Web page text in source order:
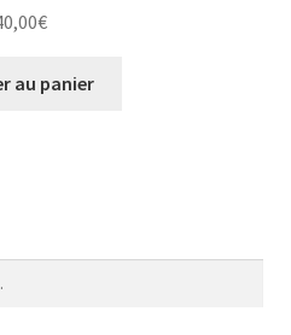
€
au panier